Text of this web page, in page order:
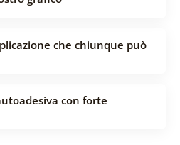
che chiunque può
con forte